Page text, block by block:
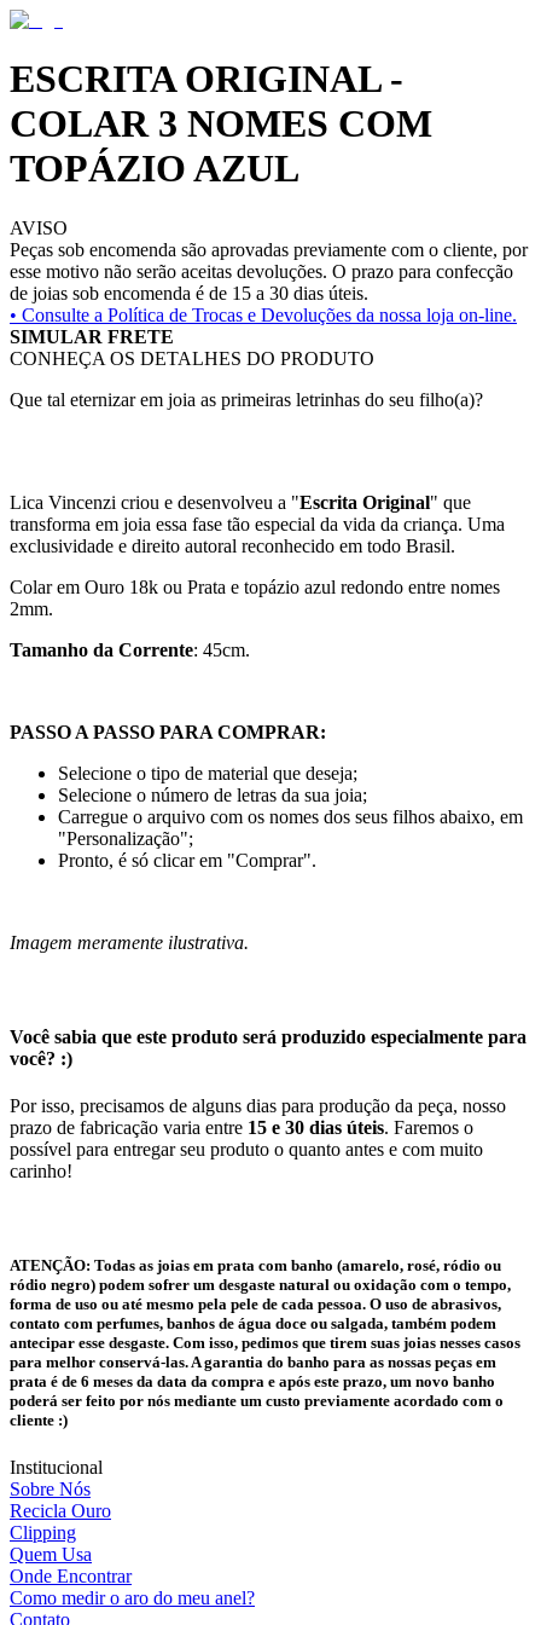
ESCRITA ORIGINAL -
COLAR 3 NOMES COM
TOPÁZIO AZUL
AVISO
Peças sob encomenda são aprovadas previamente com o cliente, por
esse motivo não serão aceitas devoluções. O prazo para confecção
de joias sob encomenda é de 15 a 30 dias úteis.
• Consulte a Política de Trocas e Devoluções da nossa loja on-line.
SIMULAR FRETE
CONHEÇA OS DETALHES DO PRODUTO
Que tal eternizar em joia as primeiras letrinhas do seu filho(a)?
Lica Vincenzi criou e desenvolveu a "Escrita Original" que
transforma em joia essa fase tão especial da vida da criança. Uma
exclusividade e direito autoral reconhecido em todo Brasil.
Colar em Ouro 18k ou Prata e topázio azul redondo entre nomes
2mm.
Tamanho da Corrente: 45cm.
PASSO A PASSO PARA COMPRAR:
Selecione o tipo de material que deseja;
Selecione o número de letras da sua joia;
Carregue o arquivo com os nomes dos seus filhos abaixo, em
"Personalização";
Pronto, é só clicar em "Comprar".
Imagem meramente ilustrativa.
Você sabia que este produto será produzido especialmente para
você? :)
Por isso, precisamos de alguns dias para produção da peça, nosso
prazo de fabricação varia entre 15 e 30 dias úteis. Faremos o
possível para entregar seu produto o quanto antes e com muito
carinho!
ATENÇÃO: Todas as joias em prata com banho (amarelo, rosé, ródio ou
ródio negro) podem sofrer um desgaste natural ou oxidação com o tempo,
forma de uso ou até mesmo pela pele de cada pessoa. O uso de abrasivos,
contato com perfumes, banhos de água doce ou salgada, também podem
antecipar esse desgaste. Com isso, pedimos que tirem suas joias nesses casos
para melhor conservá-las. A garantia do banho para as nossas peças em
prata é de 6 meses da data da compra e após este prazo, um novo banho
poderá ser feito por nós mediante um custo previamente acordado com o
cliente :)
Institucional
Sobre Nós
Recicla Ouro
Clipping
Quem Usa
Onde Encontrar
Como medir o aro do meu anel?
Contato